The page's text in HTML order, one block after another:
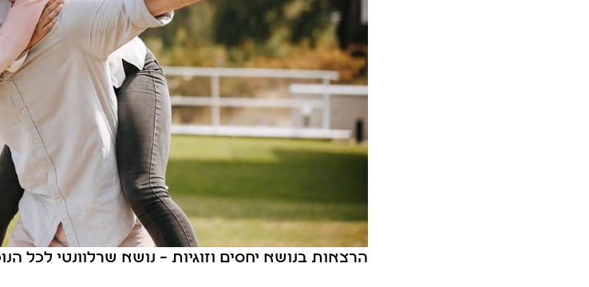
הרצאות בנושא יחסים וזוגיות – נושא שרלוונטי לכל